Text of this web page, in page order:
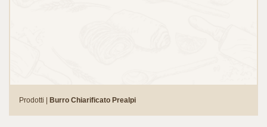
Prodotti | Burro Chiarificato Prealpi